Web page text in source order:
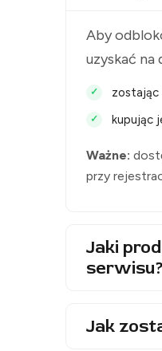
Aby
uzyskać na
zostając
kupując
Ważne:
przy
Jaki
serwisu?
Jak